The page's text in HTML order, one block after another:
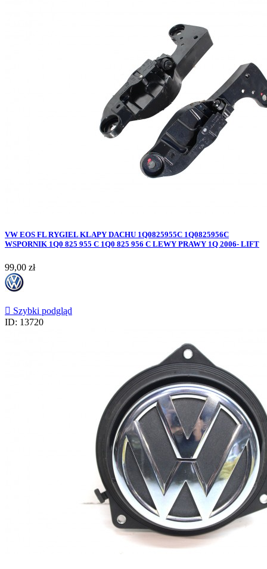
VW EOS FL RYGIEL KLAPY DACHU 1Q0825955C 1Q0825956C
WSPORNIK 1Q0 825 955 C 1Q0 825 956 C LEWY PRAWY 1Q 2006- LIFT
Cena
99,00 zł
 Szybki podgląd
ID: 13720